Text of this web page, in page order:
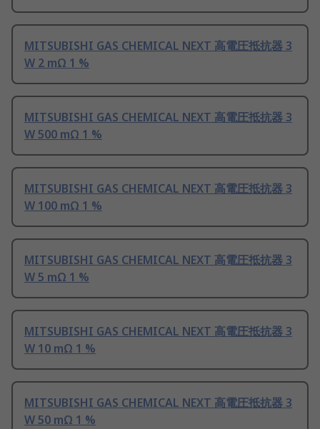
MITSUBISHI GAS CHEMICAL NEXT 高電圧抵抗器 3
W 2 mΩ 1 %
MITSUBISHI GAS CHEMICAL NEXT 高電圧抵抗器 3
W 500 mΩ 1 %
MITSUBISHI GAS CHEMICAL NEXT 高電圧抵抗器 3
W 100 mΩ 1 %
MITSUBISHI GAS CHEMICAL NEXT 高電圧抵抗器 3
W 5 mΩ 1 %
MITSUBISHI GAS CHEMICAL NEXT 高電圧抵抗器 3
W 10 mΩ 1 %
MITSUBISHI GAS CHEMICAL NEXT 高電圧抵抗器 3
W 50 mΩ 1 %